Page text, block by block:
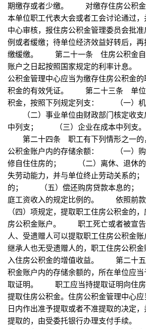
期缴存或者少缴。 对缴存住房公积金
本单位职工代表大会或者工会讨论通过
中心审核，报住房公积金管理委员会批
例或者缓缴；待单位经济效益好转后，
缴缓缴。 第二十一条 住房公积金自
账户之日起按照国家规定的利率计息
公积金管理中心应当为缴存住房公积金
积金的有效凭证。 第二十三条 单位
积金，按照下列规定列支： （一）机
（二）事业单位由财政部门核定收支
中列支； （三）企业在成本中列支
第二十四条 职工有下列情形之一的
公积金账户内的存储余额： （一）购
修自住住房的； （二）离休、退
失劳动能力，并与单位终止劳动关系
的； （五）偿还购房贷款本息的
庭工资收入的规定比例的。 依照前款
（四）项规定，提取职工住房公积金的
房公积金账户。 职工死亡或者被宣告
人、受遗赠人可以提取职工住房公积金
继承人也无受遗赠人的，职工住房公积
入住房公积金的增值收益。 第二十
积金账户内的存储余额的，所在单位应
取证明。 职工应当持提取证明向住房
提取住房公积金。住房公积金管理中心
日内作出准予提取或者不准提取的决定
提取的，由受委托银行办理支付手续